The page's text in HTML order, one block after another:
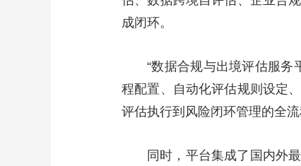
成闭环。
“数据合规与出境评估服务
程配置、自动化评估规则设定
评估执行到风险闭环管理的全
同时，平台集成了国内外